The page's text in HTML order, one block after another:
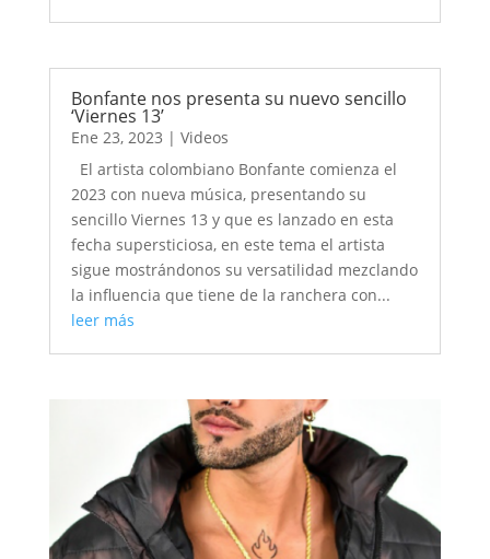
Bonfante nos presenta su nuevo sencillo
‘Viernes 13’
Ene 23, 2023 | Videos
El artista colombiano Bonfante comienza el
2023 con nueva música, presentando su
sencillo Viernes 13 y que es lanzado en esta
fecha supersticiosa, en este tema el artista
sigue mostrándonos su versatilidad mezclando
la influencia que tiene de la ranchera con...
leer más